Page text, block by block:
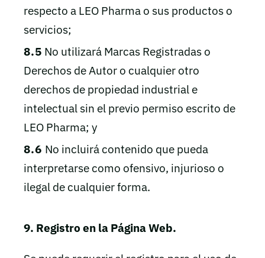
respecto a LEO Pharma o sus productos o
servicios;
8.5 No utilizará Marcas Registradas o
Derechos de Autor o cualquier otro
derechos de propiedad industrial e
intelectual sin el previo permiso escrito de
LEO Pharma; y
8.6 No incluirá contenido que pueda
interpretarse como ofensivo, injurioso o
ilegal de cualquier forma.
9. Registro en la Página Web.